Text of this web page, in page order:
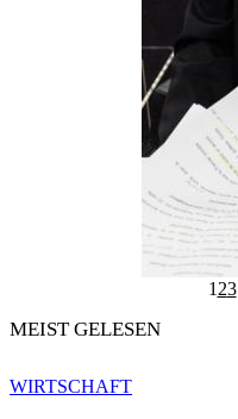
1 23
MEIST GELESEN
WIRTSCHAFT